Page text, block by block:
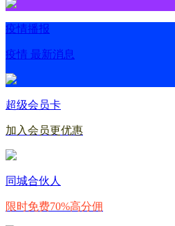
疫情播报
疫情 最新消息
超级会员卡
加入会员更优惠
同城合伙人
限时免费70%高分佣